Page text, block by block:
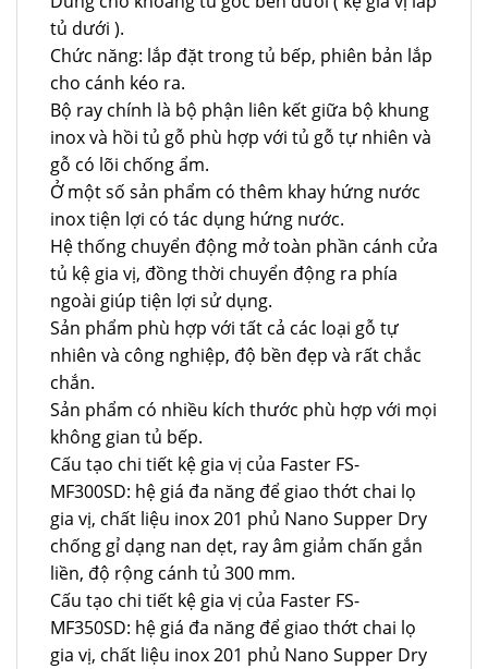
tủ dưới ).
Chức năng: lắp đặt trong tủ bếp, phiên bản lắp
cho cánh kéo ra.
Bộ ray chính là bộ phận liên kết giữa bộ khung
inox và hồi tủ gỗ phù hợp với tủ gỗ tự nhiên và
gỗ có lõi chống ẩm.
Ở một số sản phẩm có thêm khay hứng nước
inox tiện lợi có tác dụng hứng nước.
Hệ thống chuyển động mở toàn phần cánh cửa
tủ kệ gia vị, đồng thời chuyển động ra phía
ngoài giúp tiện lợi sử dụng.
Sản phẩm phù hợp với tất cả các loại gỗ tự
nhiên và công nghiệp, độ bền đẹp và rất chắc
chắn.
Sản phẩm có nhiều kích thước phù hợp với mọi
không gian tủ bếp.
Cấu tạo chi tiết kệ gia vị của Faster FS-
MF300SD: hệ giá đa năng để giao thớt chai lọ
gia vị, chất liệu inox 201 phủ Nano Supper Dry
chống gỉ dạng nan dẹt, ray âm giảm chấn gắn
liền, độ rộng cánh tủ 300 mm.
Cấu tạo chi tiết kệ gia vị của Faster FS-
MF350SD: hệ giá đa năng để giao thớt chai lọ
gia vị, chất liệu inox 201 phủ Nano Supper Dry